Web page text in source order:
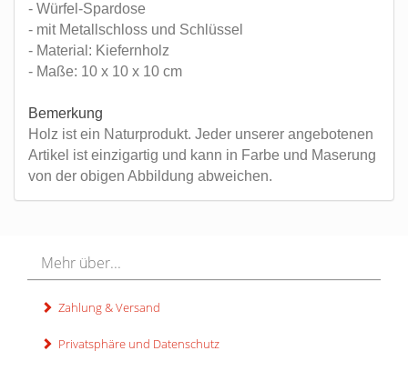
- Würfel-Spardose
- mit Metallschloss und Schlüssel
- Material: Kiefernholz
- Maße: 10 x 10 x 10 cm
Bemerkung
Holz ist ein Naturprodukt. Jeder unserer angebotenen
Artikel ist einzigartig und kann in Farbe und Maserung
von der obigen Abbildung abweichen.
Mehr über...
Zahlung & Versand
Privatsphäre und Datenschutz